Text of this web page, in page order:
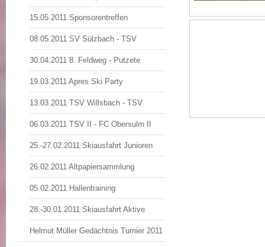
15.05.2011 Sponsorentreffen
08.05.2011 SV Sülzbach - TSV
30.04.2011 8. Feldweg - Putzete
19.03.2011 Apres Ski Party
13.03.2011 TSV Willsbach - TSV
06.03.2011 TSV II - FC Obersulm II
25.-27.02.2011 Skiausfahrt Junioren
26.02.2011 Altpapiersammlung
05.02.2011 Hallentraining
28.-30.01.2011 Skiausfahrt Aktive
Helmut Müller Gedächtnis Turnier 2011